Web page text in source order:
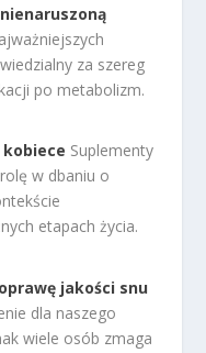
za szereg
po metabolizm.
Suplementy
w dbaniu o
etapach życia.
jakości snu
dla naszego
wiele osób zmaga